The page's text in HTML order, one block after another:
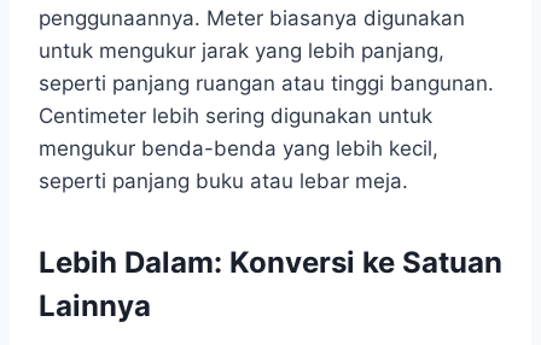
penggunaannya. Meter biasanya digunakan
untuk mengukur jarak yang lebih panjang,
seperti panjang ruangan atau tinggi bangunan.
Centimeter lebih sering digunakan untuk
mengukur benda-benda yang lebih kecil,
seperti panjang buku atau lebar meja.
Lebih Dalam: Konversi ke Satuan
Lainnya